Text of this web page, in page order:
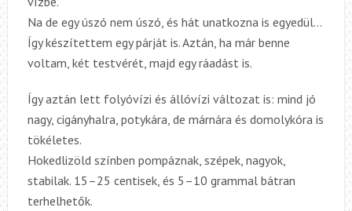
Na de egy úszó nem úszó, és hát unatkozna is egyedül…
Így készítettem egy párját is. Aztán, ha már benne
voltam, két testvérét, majd egy ráadást is.
Így aztán lett folyóvízi és állóvízi változat is: mind jó
nagy, cigányhalra, potykára, de márnára és domolykóra is
tökéletes.
Hokedlizöld színben pompáznak, szépek, nagyok,
stabilak. 15–25 centisek, és 5 –10 grammal bátran
terhelhetők.